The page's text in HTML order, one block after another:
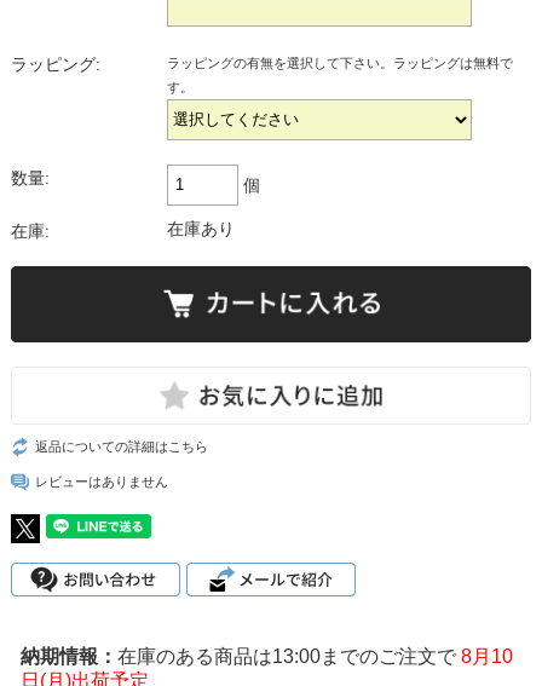
ラッピング:
ラッピングの有無を選択して下さい。ラッピングは無料で
す。
数量: 個
在庫: 在庫あり
返品についての詳細はこちら
レビューはありません
在庫のある商品は13:00までのご注文で 8月10
日(月)出荷予定